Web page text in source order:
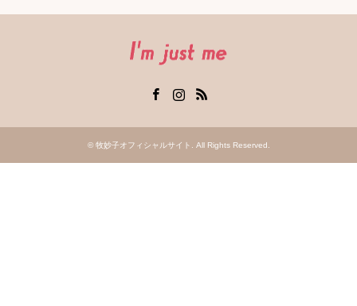
© 牧妙子オフィシャルサイト . All Rights Reserved.